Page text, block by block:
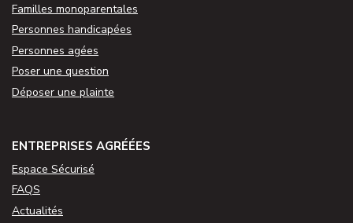
Familles monoparentales
Personnes handicapées
Personnes agées
Poser une question
Déposer une plainte
ENTREPRISES AGRÉÉES
Espace Sécurisé
FAQS
Actualités